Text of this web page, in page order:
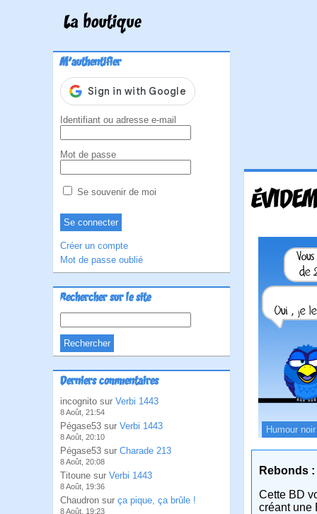
La boutique
M'authentifier
Identifiant ou adresse e-mail
Mot de passe
Se souvenir de moi
Créer un compte
Mot de passe oublié
Rechercher sur le site
Derniers commentaires
incognito sur Verbi 1443
8 Août, 21:54
Pégase53 sur Verbi 1443
8 Août, 20:10
Pégase53 sur Charade 213
8 Août, 20:08
Titoune sur Verbi 1443
8 Août, 19:36
Chaudron sur ça pique, ça brûle !
8 Août, 19:23
Humour noir
Rebonds :
Cette BD
créant une